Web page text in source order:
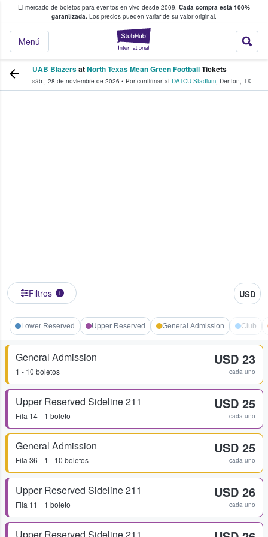
El mercado de boletos para eventos en vivo desde 2009. Cada compra está 100%
garantizada. Los precios pueden variar de su valor original.
StubHub: donde
Menú
fans compran y venden boletos
UAB BlazersatNorth Texas Mean Green FootballTickets
sáb., 28 de noviembre de 2026 • Por confirmar at DATCU Stadium, Denton, TX
Filtros 1 USD
Lower Reserved Upper Reserved General Admission Club
General Admission
1 - 10 boletos
USD 23
cada uno
Upper Reserved Sideline 211
Fila 14 1 boleto
USD 25
cada uno
General Admission
Fila 36 1 - 10 boletos
USD 25
cada uno
Upper Reserved Sideline 211
Fila 11 1 boleto
USD 26
cada uno